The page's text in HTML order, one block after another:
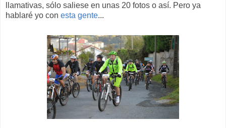
llamativas, sólo saliese en unas 20 fotos o así. Pero ya
hablaré yo con esta gente...